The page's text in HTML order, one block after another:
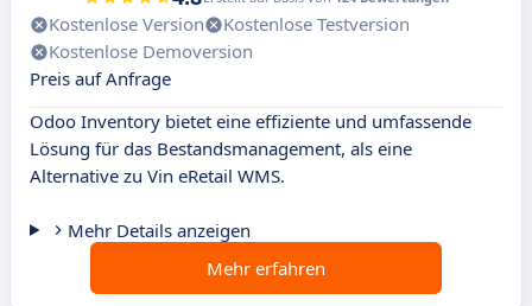
Kostenlose Version
Kostenlose Testversion
Kostenlose Demoversion
Preis auf Anfrage
Odoo Inventory bietet eine effiziente und umfassende
Lösung für das Bestandsmanagement, als eine
Alternative zu Vin eRetail WMS.
Mehr Details anzeigen
Mehr erfahren